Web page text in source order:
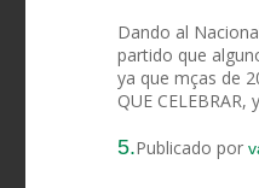
Dando al
partido que
ya que mças de
QUE
5.Publicado por